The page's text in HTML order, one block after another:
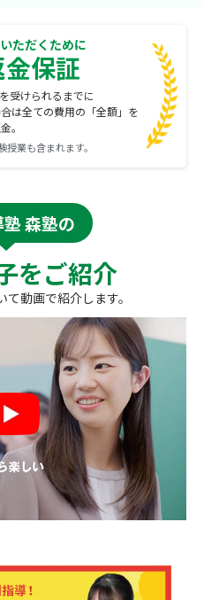
ただくために
保証
受けられるまでに
は全ての費用の「全額」を
。
業も含まれます。
森塾の
をご紹介
動画で紹介します。